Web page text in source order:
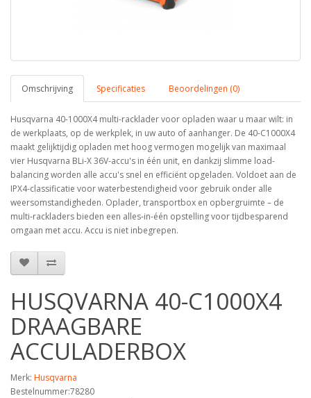
Omschrijving Specificaties Beoordelingen (0)
Husqvarna 40-1000X4 multi-racklader voor opladen waar u maar wilt: in
de werkplaats, op de werkplek, in uw auto of aanhanger. De 40-C1000X4
maakt gelijktijdig opladen met hoog vermogen mogelijk van maximaal
vier Husqvarna BLi-X 36V-accu's in één unit, en dankzij slimme load-
balancing worden alle accu's snel en efficiënt opgeladen. Voldoet aan de
IPX4-classificatie voor waterbestendigheid voor gebruik onder alle
weersomstandigheden. Oplader, transportbox en opbergruimte – de
multi-rackladers bieden een alles-in-één opstelling voor tijdbesparend
omgaan met accu. Accu is niet inbegrepen.
HUSQVARNA 40-C1000X4
DRAAGBARE
ACCULADERBOX
Merk: Husqvarna
Bestelnummer:78280